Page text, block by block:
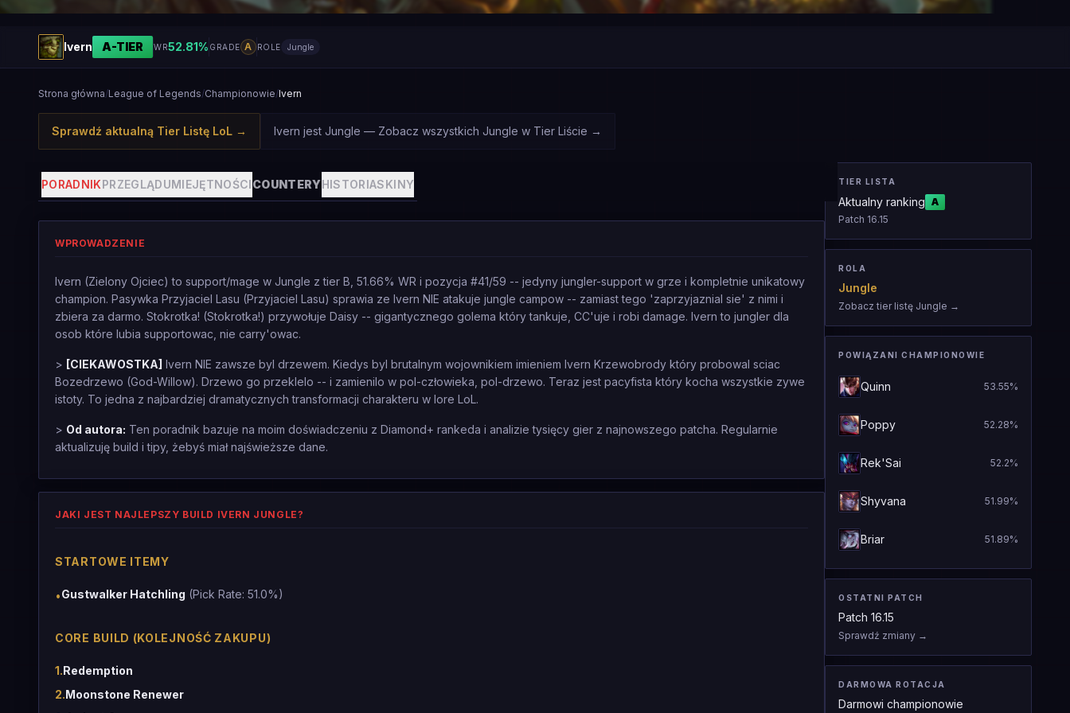
Ivern A-TIER WR52.81% GRADE A ROLE Jungle
Strona główna/League of Legends/Championowie/Ivern
Sprawdź aktualną Tier Listę LoL → Ivern jest Jungle — Zobacz wszystkich Jungle w Tier Liście →
PORADNIKPRZEGLĄDUMIEJĘTNOŚCICOUNTERYHISTORIASKINY
WPROWADZENIE
Ivern (Zielony Ojciec) to support/mage w Jungle z tier B, 51.66% WR i pozycja #41/59 -- jedyny jungler-support w grze i kompletnie unikatowy
champion. Pasywka Przyjaciel Lasu (Przyjaciel Lasu) sprawia ze Ivern NIE atakuje jungle campow -- zamiast tego 'zaprzyjaznial sie' z nimi i
zbiera za darmo. Stokrotka! (Stokrotka!) przywołuje Daisy -- gigantycznego golema który tankuje, CC'uje i robi damage. Ivern to jungler dla
osob które lubia supportowac, nie carry'owac.
> [CIEKAWOSTKA] Ivern NIE zawsze byl drzewem. Kiedys byl brutalnym wojownikiem imieniem Ivern Krzewobrody który probowal sciac
Bozedrzewo (God-Willow). Drzewo go przeklelo -- i zamienilo w pol-człowieka, pol-drzewo. Teraz jest pacyfista który kocha wszystkie zywe
istoty. To jedna z najbardziej dramatycznych transformacji charakteru w lore LoL.
> Od autora: Ten poradnik bazuje na moim doświadczeniu z Diamond+ rankeda i analizie tysięcy gier z najnowszego patcha. Regularnie
aktualizuję build i tipy, żebyś miał najświeższe dane.
JAKI JEST NAJLEPSZY BUILD IVERN JUNGLE?
STARTOWE ITEMY
•Gustwalker Hatchling (Pick Rate: 51.0%)
CORE BUILD (KOLEJNOŚĆ ZAKUPU)
1.Redemption
2.Moonstone Renewer
TIER LISTA
Aktualny ranking A
Patch 16.15
ROLA
Jungle
Zobacz tier listę Jungle →
POWIĄZANI CHAMPIONOWIE
Quinn 53.55%
Poppy 52.28%
Rek'Sai 52.2%
Shyvana 51.99%
Briar 51.89%
OSTATNI PATCH
Patch 16.15
Sprawdź zmiany →
DARMOWA ROTACJA
Darmowi championowie